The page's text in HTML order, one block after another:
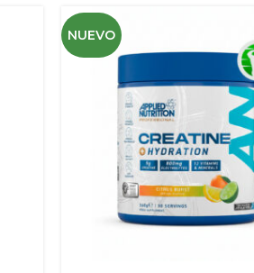
hasta
NUEVO